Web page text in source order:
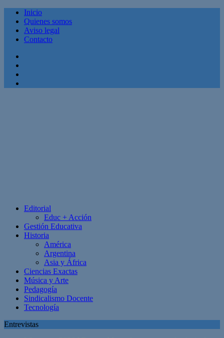
Inicio
Quienes somos
Aviso legal
Contacto
Editorial
Educ + Acción
Gestión Educativa
Historia
América
Argentina
Asia y África
Ciencias Exactas
Música y Arte
Pedagogía
Sindicalismo Docente
Tecnología
Entrevistas